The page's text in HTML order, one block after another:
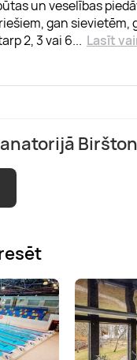
un veselības
gan sievietēm,
2, 3 vai 6... Lasīt